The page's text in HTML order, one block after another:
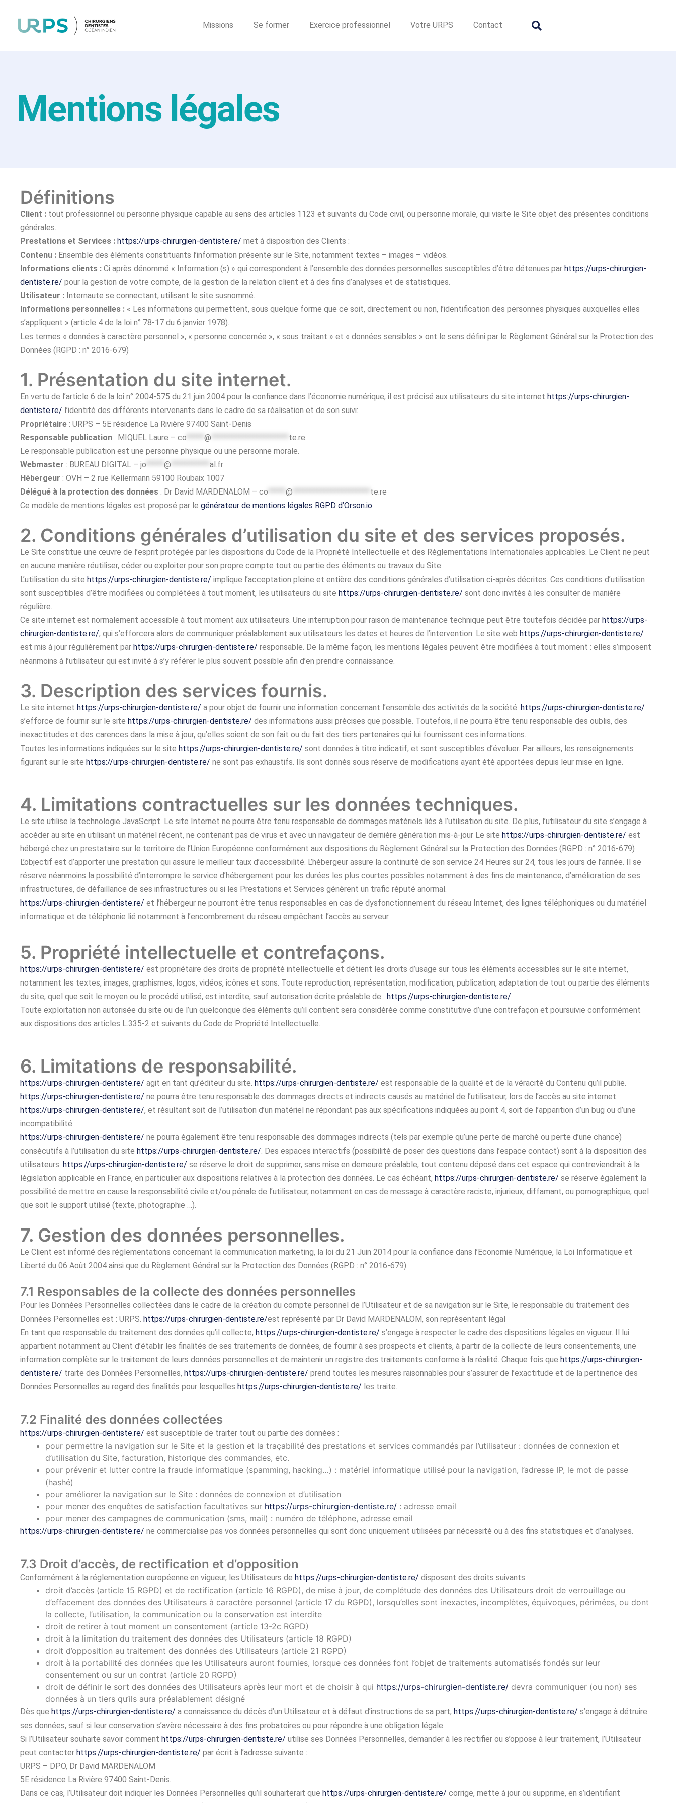
Missions Se former Exercice professionnel Votre URPS Contact
Mentions légales
Définitions
Client : tout professionnel ou personne physique capable au sens des articles 1123 et suivants du Code civil, ou personne morale, qui visite le Site objet des présentes conditions
générales.
Prestations et Services : https://urps-chirurgien-dentiste.re/ met à disposition des Clients :
Contenu : Ensemble des éléments constituants l’information présente sur le Site, notamment textes – images – vidéos.
Informations clients : Ci après dénommé « Information (s) » qui correspondent à l’ensemble des données personnelles susceptibles d’être détenues par https://urps-chirurgien-
dentiste.re/ pour la gestion de votre compte, de la gestion de la relation client et à des fins d’analyses et de statistiques.
Utilisateur : Internaute se connectant, utilisant le site susnommé.
Informations personnelles : « Les informations qui permettent, sous quelque forme que ce soit, directement ou non, l’identification des personnes physiques auxquelles elles
s’appliquent » (article 4 de la loi n° 78-17 du 6 janvier 1978).
Les termes « données à caractère personnel », « personne concernée », « sous traitant » et « données sensibles » ont le sens défini par le Règlement Général sur la Protection des
Données (RGPD : n° 2016-679)
1. Présentation du site internet.
En vertu de l’article 6 de la loi n° 2004-575 du 21 juin 2004 pour la confiance dans l’économie numérique, il est précisé aux utilisateurs du site internet https://urps-chirurgien-
dentiste.re/ l’identité des différents intervenants dans le cadre de sa réalisation et de son suivi:
Propriétaire : URPS – 5E résidence La Rivière 97400 Saint-Denis
Responsable publication : MIQUEL Laure – co @
te.re
Le responsable publication est une personne physique ou une personne morale.
Webmaster : BUREAU DIGITAL – jo @
al.fr
Hébergeur : OVH – 2 rue Kellermann 59100 Roubaix 1007
Délégué à la protection des données : Dr David MARDENALOM – co @
te.re
Ce modèle de mentions légales est proposé par le générateur de mentions légales RGPD d’Orson.io
2. Conditions générales d’utilisation du site et des services proposés.
Le Site constitue une œuvre de l’esprit protégée par les dispositions du Code de la Propriété Intellectuelle et des Réglementations Internationales applicables. Le Client ne peut
en aucune manière réutiliser, céder ou exploiter pour son propre compte tout ou partie des éléments ou travaux du Site.
L’utilisation du site https://urps-chirurgien-dentiste.re/ implique l’acceptation pleine et entière des conditions générales d’utilisation ci-après décrites. Ces conditions d’utilisation
sont susceptibles d’être modifiées ou complétées à tout moment, les utilisateurs du site https://urps-chirurgien-dentiste.re/ sont donc invités à les consulter de manière
régulière.
Ce site internet est normalement accessible à tout moment aux utilisateurs. Une interruption pour raison de maintenance technique peut être toutefois décidée par https://urps-
chirurgien-dentiste.re/, qui s’efforcera alors de communiquer préalablement aux utilisateurs les dates et heures de l’intervention. Le site web https://urps-chirurgien-dentiste.re/
est mis à jour régulièrement par https://urps-chirurgien-dentiste.re/ responsable. De la même façon, les mentions légales peuvent être modifiées à tout moment : elles s’imposent
néanmoins à l’utilisateur qui est invité à s’y référer le plus souvent possible afin d’en prendre connaissance.
3. Description des services fournis.
Le site internet https://urps-chirurgien-dentiste.re/ a pour objet de fournir une information concernant l’ensemble des activités de la société. https://urps-chirurgien-dentiste.re/
s’efforce de fournir sur le site https://urps-chirurgien-dentiste.re/ des informations aussi précises que possible. Toutefois, il ne pourra être tenu responsable des oublis, des
inexactitudes et des carences dans la mise à jour, qu’elles soient de son fait ou du fait des tiers partenaires qui lui fournissent ces informations.
Toutes les informations indiquées sur le site https://urps-chirurgien-dentiste.re/ sont données à titre indicatif, et sont susceptibles d’évoluer. Par ailleurs, les renseignements
figurant sur le site https://urps-chirurgien-dentiste.re/ ne sont pas exhaustifs. Ils sont donnés sous réserve de modifications ayant été apportées depuis leur mise en ligne.
4. Limitations contractuelles sur les données techniques.
Le site utilise la technologie JavaScript. Le site Internet ne pourra être tenu responsable de dommages matériels liés à l’utilisation du site. De plus, l’utilisateur du site s’engage à
accéder au site en utilisant un matériel récent, ne contenant pas de virus et avec un navigateur de dernière génération mis-à-jour Le site https://urps-chirurgien-dentiste.re/ est
hébergé chez un prestataire sur le territoire de l’Union Européenne conformément aux dispositions du Règlement Général sur la Protection des Données (RGPD : n° 2016-679)
L’objectif est d’apporter une prestation qui assure le meilleur taux d’accessibilité. L’hébergeur assure la continuité de son service 24 Heures sur 24, tous les jours de l’année. Il se
réserve néanmoins la possibilité d’interrompre le service d’hébergement pour les durées les plus courtes possibles notamment à des fins de maintenance, d’amélioration de ses
infrastructures, de défaillance de ses infrastructures ou si les Prestations et Services génèrent un trafic réputé anormal.
https://urps-chirurgien-dentiste.re/ et l’hébergeur ne pourront être tenus responsables en cas de dysfonctionnement du réseau Internet, des lignes téléphoniques ou du matériel
informatique et de téléphonie lié notamment à l’encombrement du réseau empêchant l’accès au serveur.
5. Propriété intellectuelle et contrefaçons.
https://urps-chirurgien-dentiste.re/ est propriétaire des droits de propriété intellectuelle et détient les droits d’usage sur tous les éléments accessibles sur le site internet,
notamment les textes, images, graphismes, logos, vidéos, icônes et sons. Toute reproduction, représentation, modification, publication, adaptation de tout ou partie des éléments
du site, quel que soit le moyen ou le procédé utilisé, est interdite, sauf autorisation écrite préalable de : https://urps-chirurgien-dentiste.re/
Toute exploitation non autorisée du site ou de l’un quelconque des éléments qu’il contient sera considérée comme constitutive d’une contrefaçon et poursuivie conformément
aux dispositions des articles L.335-2 et suivants du Code de Propriété Intellectuelle.
6. Limitations de responsabilité.
https://urps-chirurgien-dentiste.re/ agit en tant qu’éditeur du site. https://urps-chirurgien-dentiste.re/ est responsable de la qualité et de la véracité du Contenu qu’il publie.
https://urps-chirurgien-dentiste.re/ ne pourra être tenu responsable des dommages directs et indirects causés au matériel de l’utilisateur, lors de l’accès au site internet
https://urps-chirurgien-dentiste.re/, et résultant soit de l’utilisation d’un matériel ne répondant pas aux spécifications indiquées au point 4, soit de l’apparition d’un bug ou d’une
incompatibilité.
https://urps-chirurgien-dentiste.re/ ne pourra également être tenu responsable des dommages indirects (tels par exemple qu’une perte de marché ou perte d’une chance)
consécutifs à l’utilisation du site https://urps-chirurgien-dentiste.re/ . Des espaces interactifs (possibilité de poser des questions dans l’espace contact) sont à la disposition des
utilisateurs. https://urps-chirurgien-dentiste.re/ se réserve le droit de supprimer, sans mise en demeure préalable, tout contenu déposé dans cet espace qui contreviendrait à la
législation applicable en France, en particulier aux dispositions relatives à la protection des données. Le cas échéant, https://urps-chirurgien-dentiste.re/ se réserve également la
possibilité de mettre en cause la responsabilité civile et/ou pénale de l’utilisateur, notamment en cas de message à caractère raciste, injurieux, diffamant, ou pornographique, quel
que soit le support utilisé (texte, photographie …).
7. Gestion des données personnelles.
Le Client est informé des réglementations concernant la communication marketing, la loi du 21 Juin 2014 pour la confiance dans l’Economie Numérique, la Loi Informatique et
Liberté du 06 Août 2004 ainsi que du Règlement Général sur la Protection des Données (RGPD : n° 2016-679).
7.1 Responsables de la collecte des données personnelles
Pour les Données Personnelles collectées dans le cadre de la création du compte personnel de l’Utilisateur et de sa navigation sur le Site, le responsable du traitement des
Données Personnelles est : URPS. https://urps-chirurgien-dentiste.re/est représenté par Dr David MARDENALOM, son représentant légal
En tant que responsable du traitement des données qu’il collecte, https://urps-chirurgien-dentiste.re/ s’engage à respecter le cadre des dispositions légales en vigueur. Il lui
appartient notamment au Client d’établir les finalités de ses traitements de données, de fournir à ses prospects et clients, à partir de la collecte de leurs consentements, une
information complète sur le traitement de leurs données personnelles et de maintenir un registre des traitements conforme à la réalité. Chaque fois que https://urps-chirurgien-
dentiste.re/ traite des Données Personnelles, https://urps-chirurgien-dentiste.re/ prend toutes les mesures raisonnables pour s’assurer de l’exactitude et de la pertinence des
Données Personnelles au regard des finalités pour lesquelles https://urps-chirurgien-dentiste.re/ les traite.
7.2 Finalité des données collectées
https://urps-chirurgien-dentiste.re/ est susceptible de traiter tout ou partie des données :
pour permettre la navigation sur le Site et la gestion et la traçabilité des prestations et services commandés par l’utilisateur : données de connexion et
d’utilisation du Site, facturation, historique des commandes, etc.
pour prévenir et lutter contre la fraude informatique (spamming, hacking…) : matériel informatique utilisé pour la navigation, l’adresse IP, le mot de passe
(hashé)
pour améliorer la navigation sur le Site : données de connexion et d’utilisation
pour mener des enquêtes de satisfaction facultatives sur https://urps-chirurgien-dentiste.re/ : adresse email
pour mener des campagnes de communication (sms, mail) : numéro de téléphone, adresse email
https://urps-chirurgien-dentiste.re/ ne commercialise pas vos données personnelles qui sont donc uniquement utilisées par nécessité ou à des fins statistiques et d’analyses.
7.3 Droit d’accès, de rectification et d’opposition
Conformément à la réglementation européenne en vigueur, les Utilisateurs de https://urps-chirurgien-dentiste.re/ disposent des droits suivants :
droit d’accès (article 15 RGPD) et de rectification (article 16 RGPD), de mise à jour, de complétude des données des Utilisateurs droit de verrouillage ou
d’effacement des données des Utilisateurs à caractère personnel (article 17 du RGPD), lorsqu’elles sont inexactes, incomplètes, équivoques, périmées, ou dont
la collecte, l’utilisation, la communication ou la conservation est interdite
droit de retirer à tout moment un consentement (article 13-2c RGPD)
droit à la limitation du traitement des données des Utilisateurs (article 18 RGPD)
droit d’opposition au traitement des données des Utilisateurs (article 21 RGPD)
droit à la portabilité des données que les Utilisateurs auront fournies, lorsque ces données font l’objet de traitements automatisés fondés sur leur
consentement ou sur un contrat (article 20 RGPD)
droit de définir le sort des données des Utilisateurs après leur mort et de choisir à qui https://urps-chirurgien-dentiste.re/ devra communiquer (ou non) ses
données à un tiers qu’ils aura préalablement désigné
Dès que https://urps-chirurgien-dentiste.re/ a connaissance du décès d’un Utilisateur et à défaut d’instructions de sa part, https://urps-chirurgien-dentiste.re/ s’engage à détruire
ses données, sauf si leur conservation s’avère nécessaire à des fins probatoires ou pour répondre à une obligation légale.
Si l’Utilisateur souhaite savoir comment https://urps-chirurgien-dentiste.re/ utilise ses Données Personnelles, demander à les rectifier ou s’oppose à leur traitement, l’Utilisateur
peut contacter https://urps-chirurgien-dentiste.re/ par écrit à l’adresse suivante :
URPS – DPO, Dr David MARDENALOM
5E résidence La Rivière 97400 Saint-Denis.
Dans ce cas, l’Utilisateur doit indiquer les Données Personnelles qu’il souhaiterait que https://urps-chirurgien-dentiste.re/ corrige, mette à jour ou supprime, en s’identifiant